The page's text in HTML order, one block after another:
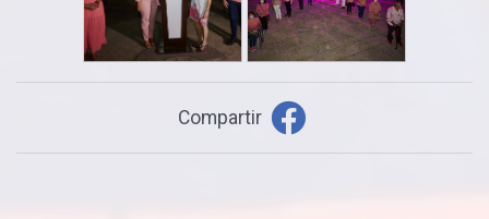
Compartir